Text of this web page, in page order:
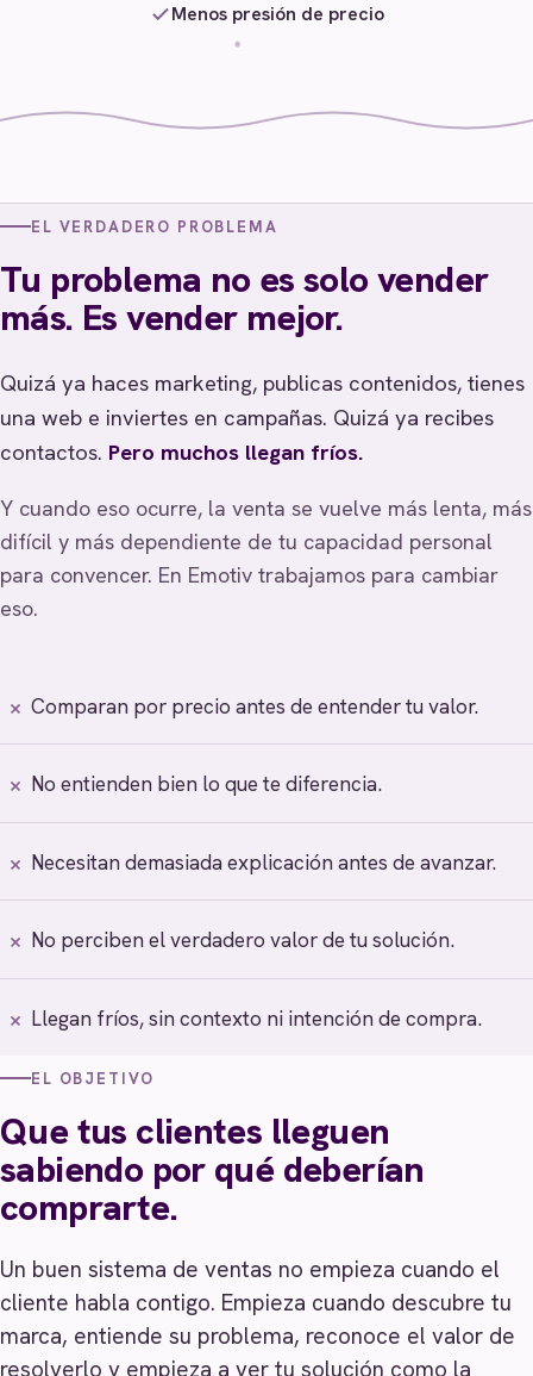
Menos presión de precio
EL VERDADERO PROBLEMA
Tu problema no es solo vender
más. Es vender mejor.
Quizá ya haces marketing, publicas contenidos, tienes
una web e inviertes en campañas. Quizá ya recibes
contactos. Pero muchos llegan fríos.
Y cuando eso ocurre, la venta se vuelve más lenta, más
difícil y más dependiente de tu capacidad personal
para convencer. En Emotiv trabajamos para cambiar
eso.
Comparan por precio antes de entender tu valor.
No entienden bien lo que te diferencia.
Necesitan demasiada explicación antes de avanzar.
No perciben el verdadero valor de tu solución.
Llegan fríos, sin contexto ni intención de compra.
EL OBJETIVO
Que tus clientes lleguen
sabiendo por qué deberían
comprarte.
Un buen sistema de ventas no empieza cuando el
cliente habla contigo. Empieza cuando descubre tu
marca, entiende su problema, reconoce el valor de
resolverlo y empieza a ver tu solución como la